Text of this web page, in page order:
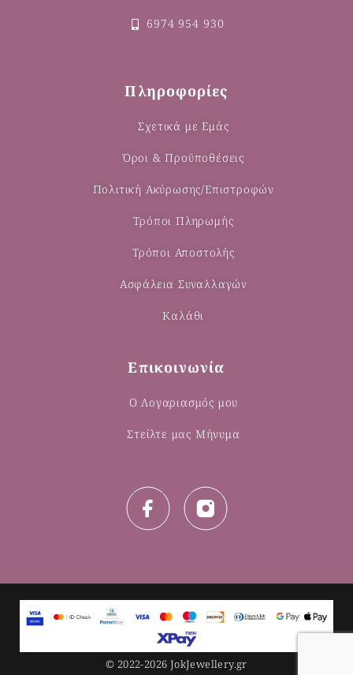
6974 954 930
Πληροφορίες
Σχετικά με Εμάς
Όροι & Προϋποθέσεις
Πολιτική Ακύρωσης/Επιστροφών
Τρόποι Πληρωμής
Τρόποι Αποστολής
Ασφάλεια Συναλλαγών
Καλάθι
Επικοινωνία
Ο Λογαριασμός μου
Στείλτε μας Μήνυμα
© 2022-2026 JokJewellery.gr